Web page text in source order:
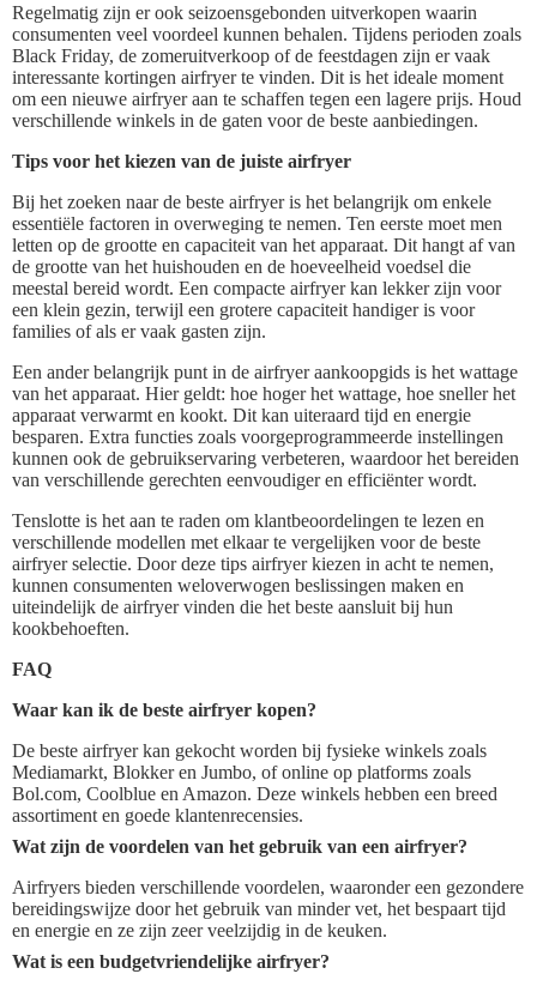
Regelmatig zijn er ook seizoensgebonden uitverkopen waarin
consumenten veel voordeel kunnen behalen. Tijdens perioden zoals
Black Friday, de zomeruitverkoop of de feestdagen zijn er vaak
interessante kortingen airfryer te vinden. Dit is het ideale moment
om een nieuwe airfryer aan te schaffen tegen een lagere prijs. Houd
verschillende winkels in de gaten voor de beste aanbiedingen.
Tips voor het kiezen van de juiste airfryer
Bij het zoeken naar de beste airfryer is het belangrijk om enkele
essentiële factoren in overweging te nemen. Ten eerste moet men
letten op de grootte en capaciteit van het apparaat. Dit hangt af van
de grootte van het huishouden en de hoeveelheid voedsel die
meestal bereid wordt. Een compacte airfryer kan lekker zijn voor
een klein gezin, terwijl een grotere capaciteit handiger is voor
families of als er vaak gasten zijn.
Een ander belangrijk punt in de airfryer aankoopgids is het wattage
van het apparaat. Hier geldt: hoe hoger het wattage, hoe sneller het
apparaat verwarmt en kookt. Dit kan uiteraard tijd en energie
besparen. Extra functies zoals voorgeprogrammeerde instellingen
kunnen ook de gebruikservaring verbeteren, waardoor het bereiden
van verschillende gerechten eenvoudiger en efficiënter wordt.
Tenslotte is het aan te raden om klantbeoordelingen te lezen en
verschillende modellen met elkaar te vergelijken voor de beste
airfryer selectie. Door deze tips airfryer kiezen in acht te nemen,
kunnen consumenten weloverwogen beslissingen maken en
uiteindelijk de airfryer vinden die het beste aansluit bij hun
kookbehoeften.
FAQ
Waar kan ik de beste airfryer kopen?
De beste airfryer kan gekocht worden bij fysieke winkels zoals
Mediamarkt, Blokker en Jumbo, of online op platforms zoals
Bol.com, Coolblue en Amazon. Deze winkels hebben een breed
assortiment en goede klantenrecensies.
Wat zijn de voordelen van het gebruik van een airfryer?
Airfryers bieden verschillende voordelen, waaronder een gezondere
bereidingswijze door het gebruik van minder vet, het bespaart tijd
en energie en ze zijn zeer veelzijdig in de keuken.
Wat is een budgetvriendelijke airfryer?